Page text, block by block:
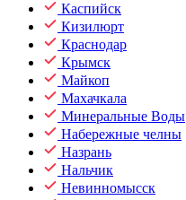
Каспийск
Кизилюрт
Краснодар
Крымск
Майкоп
Махачкала
Минеральные Воды
Набережные челны
Назрань
Нальчик
Невинномысск